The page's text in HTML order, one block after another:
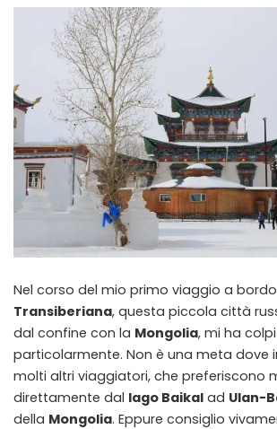
Nel corso del mio primo viaggio a
Transiberiana, questa piccola città
dal confine con la Mongolia, mi ha
particolarmente. Non è una meta dove
molti altri viaggiatori, che preferiscono
direttamente dal lago Baikal ad Ulan-
della Mongolia. Eppure consiglio